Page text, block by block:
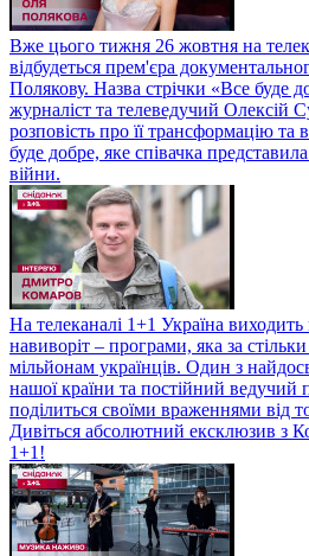
Вже цього тижня 26 жовтня на
відбудеться прем'єра
Полякову. Назва стрічки «Все буде
журналіст та телеведучий Олексій
розповість про її трансформацію
буде добре, яке співачка
війни.
На телеканалі 1+1 Україна
навиворіт – програми, яка за
мільйонам українців. Один з
нашої країни та постійний
поділиться своїми враженнями від
Дивіться абсолютний ексклюзив з
1+1!